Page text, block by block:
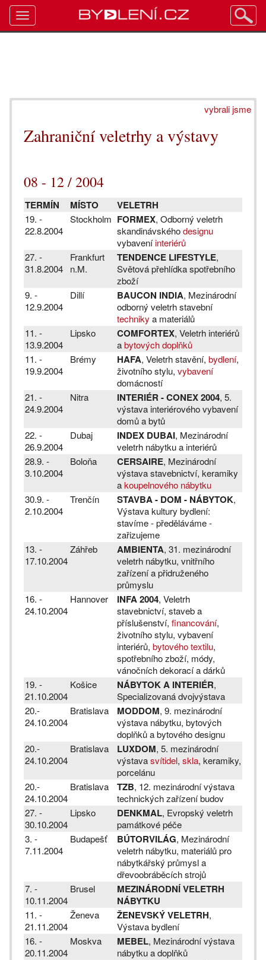
vybrali jsme
Zahraniční veletrhy a výstavy
08 - 12 / 2004
TERMÍN MÍSTO VELETRH
19. -
22.8.2004
Stockholm FORMEX, Odborný veletrh
skandinávskéhodesignu
vybaveníinteriérů
27. -
31.8.2004
Frankfurt
n.M.
TENDENCE LIFESTYLE,
Světová přehlídka spotřebního
zboží
9. -
12.9.2004
Dillí BAUCON INDIA, Mezinárodní
odborný veletrh stavební
techniky a materiálů
11. -
13.9.2004
Lipsko COMFORTEX, Veletrh interiérů
abytových doplňků
11. -
19.9.2004
Brémy HAFA, Veletrh stavění, bydlení,
životního stylu, vybavení
domácností
21. -
24.9.2004
Nitra INTERIÉR - CONEX 2004, 5.
výstava interiérového vybavení
domů a bytů
22. -
26.9.2004
Dubaj INDEX DUBAI, Mezinárodní
veletrh nábytku a interiérů
28.9. -
3.10.2004
Boloňa CERSAIRE, Mezinárodní
výstava stavebnictví, keramiky
akoupelnového nábytku
30.9. -
2.10.2004
Trenčín STAVBA - DOM - NÁBYTOK,
Výstava kultury bydlení:
stavíme - předěláváme -
zařizujeme
13. -
17.10.2004
Záhřeb AMBIENTA, 31. mezinárodní
veletrh nábytku, vnitřního
zařízení a přidruženého
průmyslu
16. -
24.10.2004
Hannover INFA 2004, Veletrh
stavebnictví, staveb a
příslušenství, financování,
životního stylu, vybavení
interiérů, bytového textilu,
spotřebního zboží, módy,
vánočních dekorací a dárků
19. -
21.10.2004
Košice NÁBYTOK A INTERIÉR,
Specializovaná dvojvýstava
20.-
24.10.2004
Bratislava MODDOM, 9. mezinárodní
výstava nábytku, bytových
doplňků a bytového designu
20.-
24.10.2004
Bratislava LUXDOM, 5. mezinárodní
výstavasvítidel, skla, keramiky,
porcelánu
20.-
24.10.2004
Bratislava TZB, 12. mezinárodní výstava
technických zařízení budov
27. -
30.10.2004
Lipsko DENKMAL, Evropský veletrh
památkové péče
3. -
7.11.2004
Budapešť BÚTORVILÁG, Mezinárodní
veletrh nábytku, materiálů pro
nábytkářský průmysl a
dřevoobráběcích strojů
7. -
10.11.2004
Brusel
MEZINÁRODNÍ VELETRH
NÁBYTKU
11. -
21.11.2004
Ženeva ŽENEVSKÝ VELETRH,
Výstava bydlení
16. -
20.11.2004
Moskva MEBEL, Mezinárodní výstava
nábytku a doplňků
Toggle
navigation